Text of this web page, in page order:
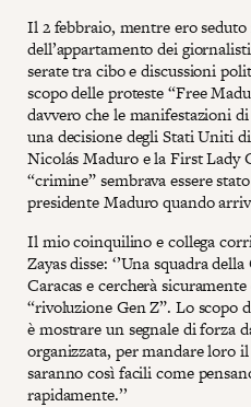
Il 2 febbraio, mentre ero
dell’appartamento dei
serate tra cibo e discussioni
scopo delle proteste “Free
davvero che le manifestazioni
una decisione degli Stati Uniti
Nicolás Maduro e la First Lady
“crimine” sembrava essere
presidente Maduro quando
Il mio coinquilino e collega
Zayas disse: ‘’Una squadra
Caracas e cercherà
“rivoluzione Gen Z”. Lo scopo
è mostrare un segnale di forza
organizzata, per mandare loro
saranno così facili come
rapidamente.’’